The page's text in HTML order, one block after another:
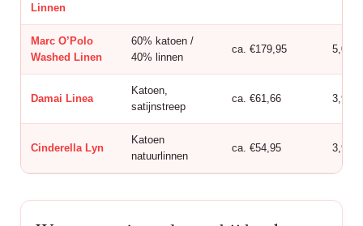
Linnen
Marc O’Polo
Washed Linen
60% katoen /
40% linnen
ca. €179,95 5,0
Damai Linea
Katoen,
satijnstreep
ca. €61,66 3,9
Cinderella Lyn
Katoen
natuurlinnen
ca. €54,95 3,9